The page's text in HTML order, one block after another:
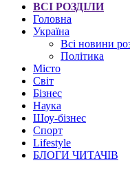
ВСІ РОЗДІЛИ
Головна
Україна
Всі новини
Політика
Місто
Світ
Бізнес
Наука
Шоу-бізнес
Спорт
Lifestyle
БЛОГИ ЧИТАЧІВ